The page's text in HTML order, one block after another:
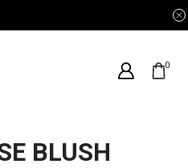
0
BLUSH